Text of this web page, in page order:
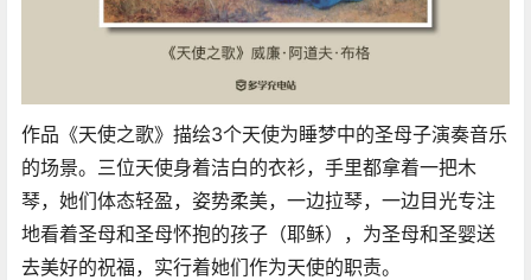
作品《天使之歌》描绘3个天使为睡梦中的圣母子演奏音乐
的场景。三位天使身着洁白的衣衫，手里都拿着一把木
琴，她们体态轻盈，姿势柔美，一边拉琴，一边目光专注
地看着圣母和圣母怀抱的孩子（耶稣），为圣母和圣婴送
去美好的祝福，实行着她们作为天使的职责。